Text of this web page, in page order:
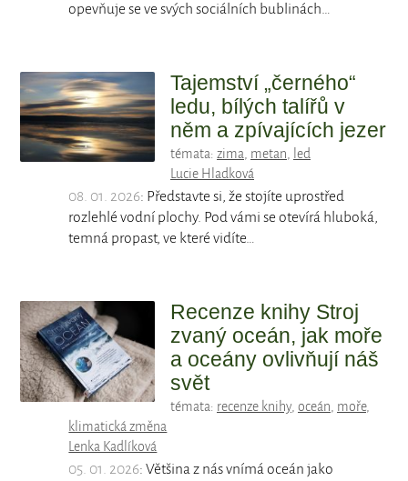
opevňuje se ve svých sociálních bublinách…
Tajemství „černého“
ledu, bílých talířů v
něm a zpívajících jezer
témata: zima, metan, led
Lucie Hladková
08. 01. 2026: Představte si, že stojíte uprostřed
rozlehlé vodní plochy. Pod vámi se otevírá hluboká,
temná propast, ve které vidíte…
Recenze knihy Stroj
zvaný oceán, jak moře
a oceány ovlivňují náš
svět
témata: recenze knihy, oceán, moře,
klimatická změna
Lenka Kadlíková
05. 01. 2026: Většina z nás vnímá oceán jako